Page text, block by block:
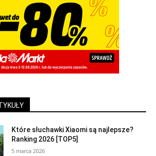
Które słuchawki Xiaomi są najlepsze?
Ranking 2026 [TOP5]
5 marca 2026